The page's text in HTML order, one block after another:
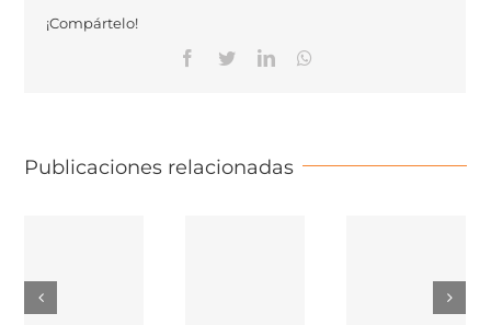
¡Compártelo!
Facebook
TwitterLinkedinWhatsapp
Publicaciones relacionadas